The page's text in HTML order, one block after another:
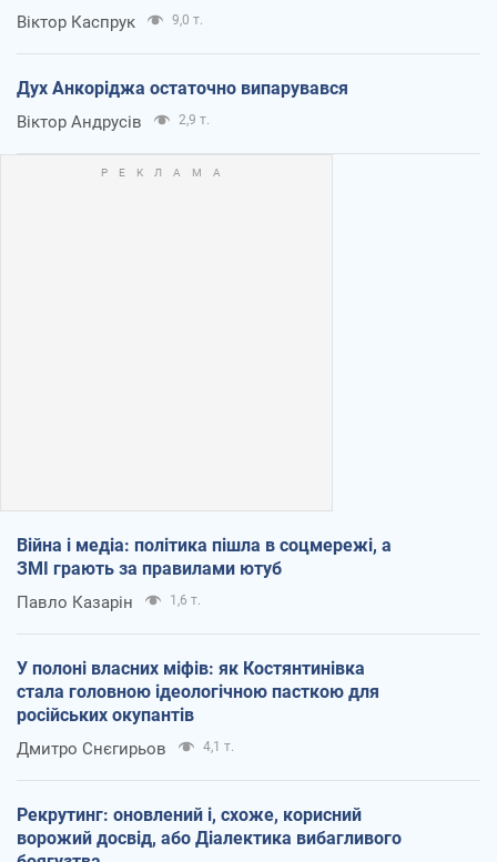
Віктор Каспрук 9,0 т.
Дух Анкоріджа остаточно випарувався
Віктор Андрусів 2,9 т.
Війна і медіа: політика пішла в соцмережі, а
ЗМІ грають за правилами ютуб
Павло Казарін 1,6 т.
У полоні власних міфів: як Костянтинівка
стала головною ідеологічною пасткою для
російських окупантів
Дмитро Снєгирьов 4,1 т.
Рекрутинг: оновлений і, схоже, корисний
ворожий досвід, або Діалектика вибагливого